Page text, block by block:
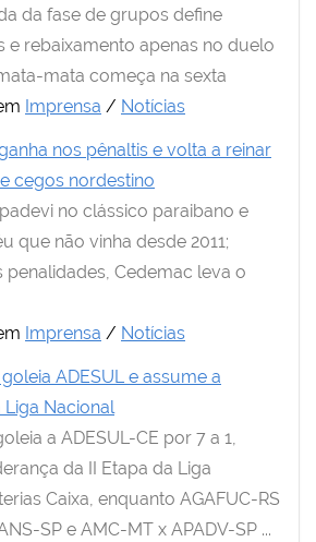
da fase de grupos define
e rebaixamento apenas no duelo
mata começa na sexta
Imprensa / Notícias
nos pênaltis e volta a reinar
cegos nordestino
no clássico paraibano e
que não vinha desde 2011;
penalidades, Cedemac leva o
Imprensa / Notícias
goleia ADESUL e assume a
Liga Nacional
a ADESUL-CE por 7 a 1,
da II Etapa da Liga
Caixa, enquanto AGAFUC-RS
SP e AMC-MT x APADV-SP ...